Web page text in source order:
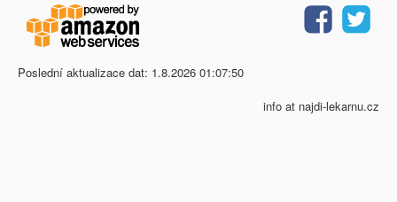
Poslední aktualizace dat: 1.8.2026 01:07:50
info at najdi-lekarnu.cz